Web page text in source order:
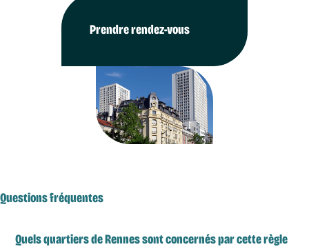
Prendre rendez-vous
Questions fréquentes
Quels quartiers de Rennes sont concernés par cette règle